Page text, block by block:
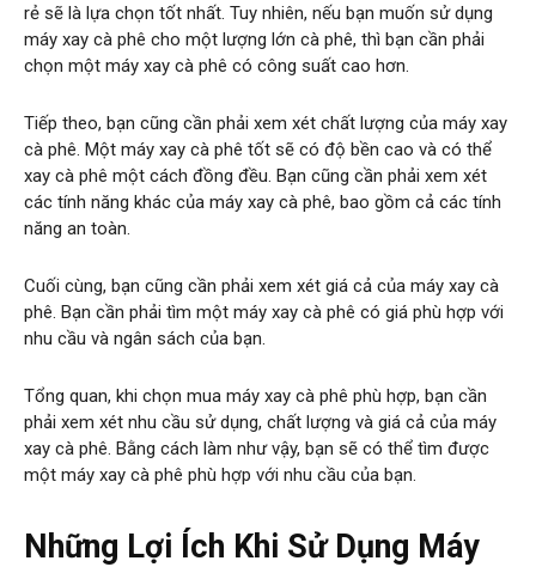
rẻ sẽ là lựa chọn tốt nhất. Tuy nhiên, nếu bạn muốn sử dụng
máy xay cà phê cho một lượng lớn cà phê, thì bạn cần phải
chọn một máy xay cà phê có công suất cao hơn.
Tiếp theo, bạn cũng cần phải xem xét chất lượng của máy xay
cà phê. Một máy xay cà phê tốt sẽ có độ bền cao và có thể
xay cà phê một cách đồng đều. Bạn cũng cần phải xem xét
các tính năng khác của máy xay cà phê, bao gồm cả các tính
năng an toàn.
Cuối cùng, bạn cũng cần phải xem xét giá cả của máy xay cà
phê. Bạn cần phải tìm một máy xay cà phê có giá phù hợp với
nhu cầu và ngân sách của bạn.
Tổng quan, khi chọn mua máy xay cà phê phù hợp, bạn cần
phải xem xét nhu cầu sử dụng, chất lượng và giá cả của máy
xay cà phê. Bằng cách làm như vậy, bạn sẽ có thể tìm được
một máy xay cà phê phù hợp với nhu cầu của bạn.
Những Lợi Ích Khi Sử Dụng Máy